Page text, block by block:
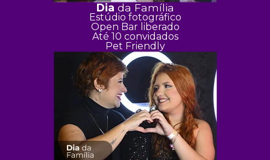
Dia da Família
Estúdio fotográfico
Open Bar liberado
Até 10 convidados
Pet Friendly